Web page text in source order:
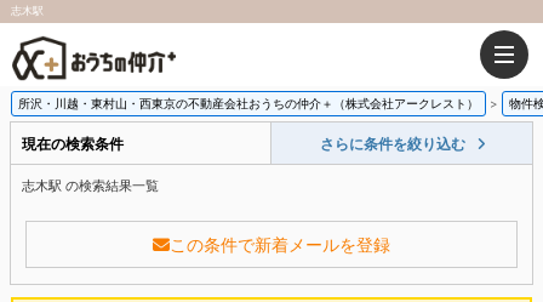
志木駅
所沢・川越・東村山・西東京の不動産会社おうちの仲介＋（株式会社アークレスト） 物件
現在の検索条件 さらに条件を絞り込む
志木駅 の検索結果一覧
この条件で新着メールを登録